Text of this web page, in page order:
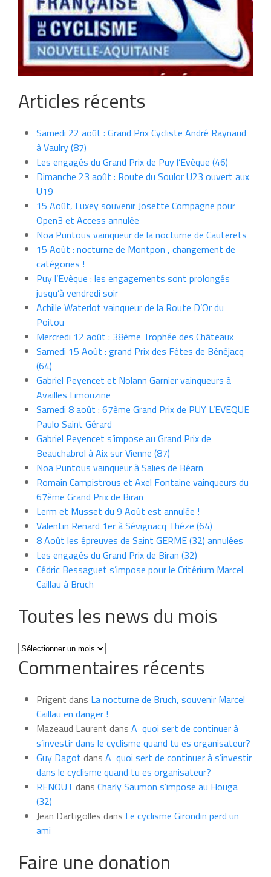
Articles récents
Samedi 22 août : Grand Prix Cycliste André Raynaud
à Vaulry (87)
Les engagés du Grand Prix de Puy l’Evèque (46)
Dimanche 23 août : Route du Soulor U23 ouvert aux
U19
15 Août, Luxey souvenir Josette Compagne pour
Open3 et Access annulée
Noa Puntous vainqueur de la nocturne de Cauterets
15 Août : nocturne de Montpon , changement de
catégories !
Puy l’Evèque : les engagements sont prolongés
jusqu’à vendredi soir
Achille Waterlot vainqueur de la Route D’Or du
Poitou
Mercredi 12 août : 38ème Trophée des Châteaux
Samedi 15 Août : grand Prix des Fêtes de Bénéjacq
(64)
Gabriel Peyencet et Nolann Garnier vainqueurs à
Availles Limouzine
Samedi 8 août : 67ème Grand Prix de PUY L’EVEQUE
Paulo Saint Gérard
Gabriel Peyencet s’impose au Grand Prix de
Beauchabrol à Aix sur Vienne (87)
Noa Puntous vainqueur à Salies de Béarn
Romain Campistrous et Axel Fontaine vainqueurs du
67ème Grand Prix de Biran
Lerm et Musset du 9 Août est annulée !
Valentin Renard 1er à Sévignacq Théze (64)
8 Août les épreuves de Saint GERME (32) annulées
Les engagés du Grand Prix de Biran (32)
Cédric Bessaguet s’impose pour le Critérium Marcel
Caillau à Bruch
Toutes les news du mois
Toutes
les
news
mois
Commentaires récents
Prigent dans La nocturne de Bruch, souvenir Marcel
Caillau en danger !
Mazeaud Laurent dans A quoi sert de continuer à
s’investir dans le cyclisme quand tu es organisateur?
Guy Dagot dans A quoi sert de continuer à s’investir
dans le cyclisme quand tu es organisateur?
RENOUT dans Charly Saumon s’impose au Houga
(32)
Jean Dartigolles dans Le cyclisme Girondin perd un
ami
Faire une donation